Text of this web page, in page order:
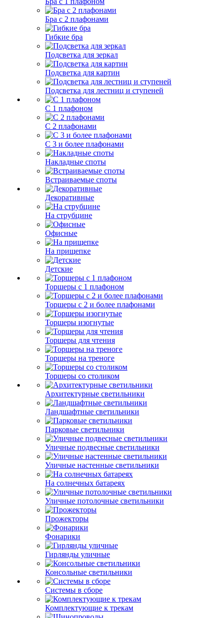
Бра с 2 плафонами
Гибкие бра
Подсветка для зеркал
Подсветка для картин
Подсветка для лестниц и ступеней
С 1 плафоном
С 2 плафонами
С 3 и более плафонами
Накладные споты
Встраиваемые споты
Декоративные
На струбцине
Офисные
На прищепке
Детские
Торшеры с 1 плафоном
Торшеры с 2 и более плафонами
Торшеры изогнутые
Торшеры для чтения
Торшеры на треноге
Торшеры со столиком
Архитектурные светильники
Ландшафтные светильники
Парковые светильники
Уличные подвесные светильники
Уличные настенные светильники
На солнечных батареях
Уличные потолочные светильники
Прожекторы
Фонарики
Гирлянды уличные
Консольные светильники
Системы в сборе
Комплектующие к трекам